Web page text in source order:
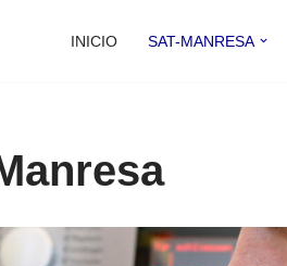
INICIO SAT-MANRESA